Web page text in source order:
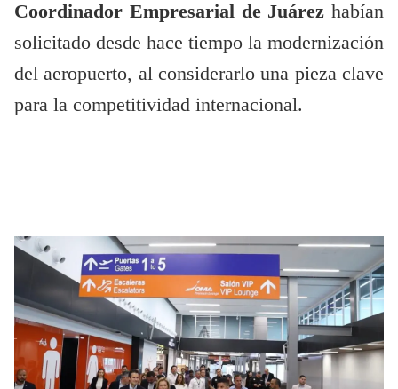
Coordinador Empresarial de Juárez habían
solicitado desde hace tiempo la modernización
del aeropuerto, al considerarlo una pieza clave
para la competitividad internacional.